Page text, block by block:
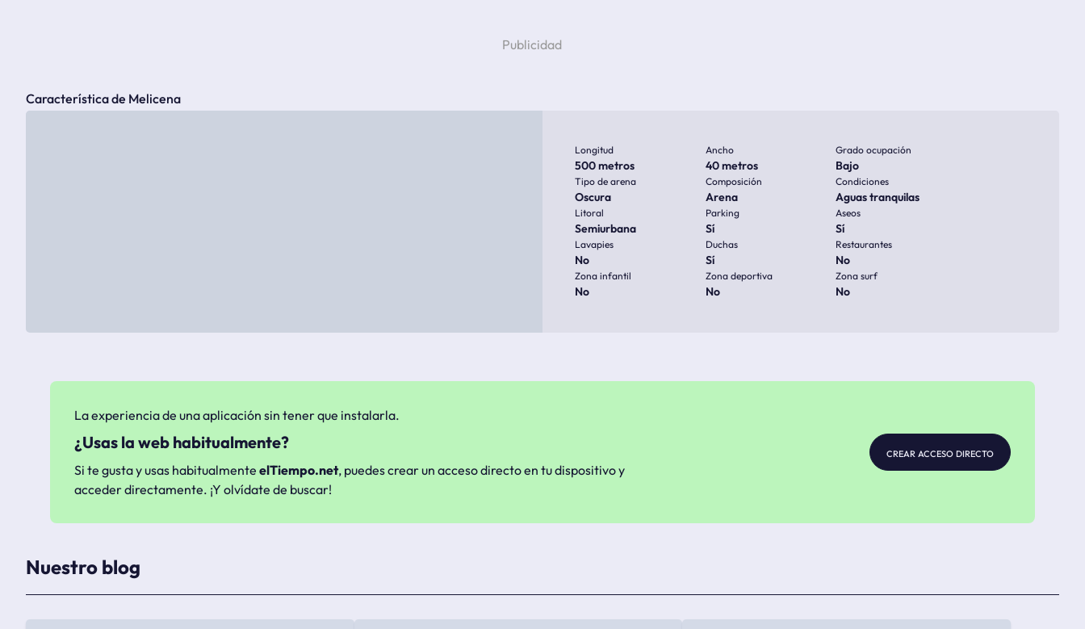
Característica de Melicena
Longitud
500 metros
Ancho
40 metros
Grado ocupación
Bajo
Tipo de arena
Oscura
Composición
Arena
Condiciones
Aguas tranquilas
Litoral
Semiurbana
Parking
Sí
Aseos
Sí
Lavapies
No
Duchas
Sí
Restaurantes
No
Zona infantil
No
Zona deportiva
No
Zona surf
No
La experiencia de una aplicación sin tener que instalarla.
¿Usas la web habitualmente?
Si te gusta y usas habitualmente elTiempo.net, puedes crear un acceso directo en tu dispositivo y
acceder directamente. ¡Y olvídate de buscar!
crear acceso directo
Nuestro blog